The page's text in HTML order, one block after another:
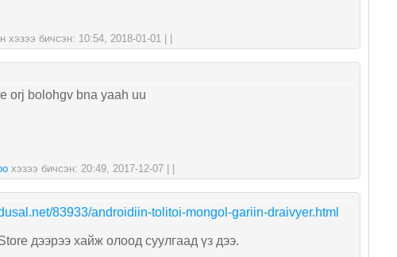
хэзээ бичсэн: 10:54, 2018-01-01 | |
orj bolohgv bna yaah uu
хэзээ бичсэн: 20:49, 2017-12-07 | |
83933/androidiin-tolitoi-mongol-gariin-draivyer.html
дээрээ хайж олоод суулгаад үз дээ.